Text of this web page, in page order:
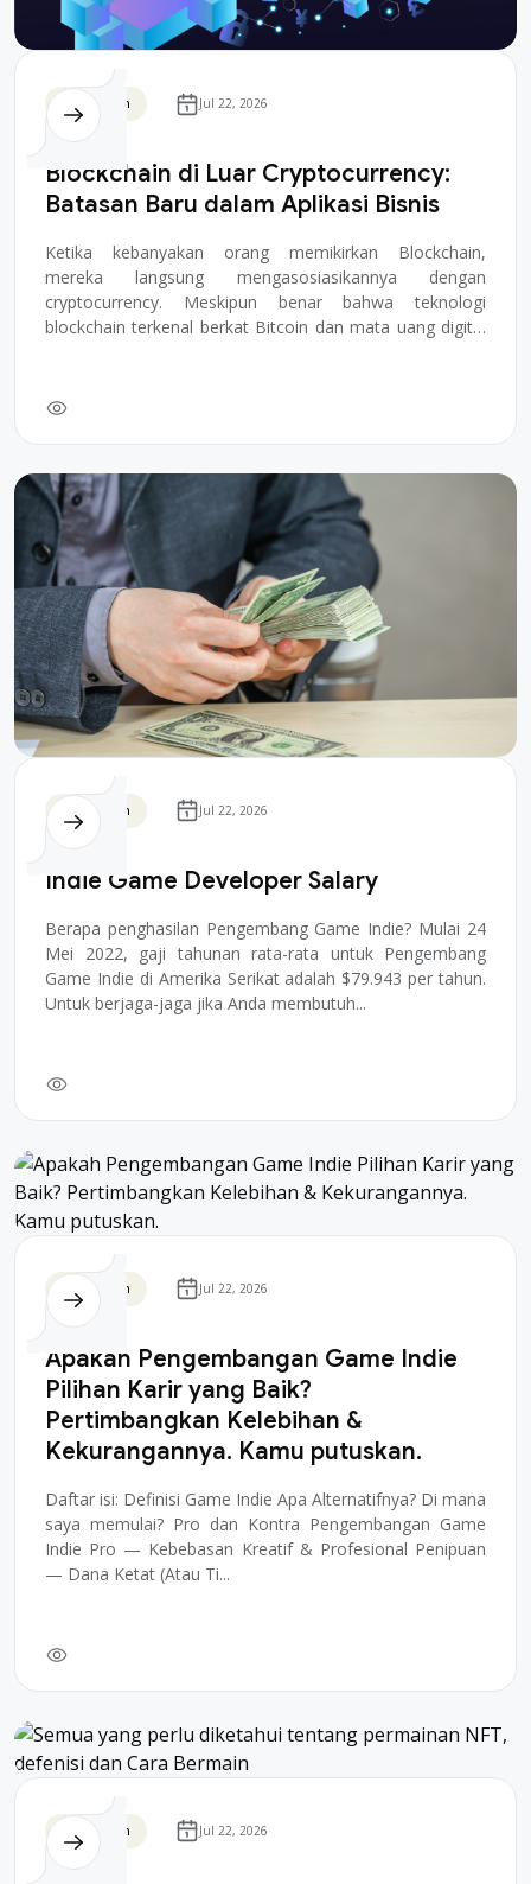
Blockchain Jul 22, 2026
Blockchain di Luar Cryptocurrency:
Batasan Baru dalam Aplikasi Bisnis
Ketika kebanyakan orang memikirkan Blockchain,
mereka langsung mengasosiasikannya dengan
cryptocurrency. Meskipun benar bahwa teknologi
blockchain terkenal berkat Bitcoin dan mata uang digital
Blockchain Jul 22, 2026
Indie Game Developer Salary
Berapa penghasilan Pengembang Game Indie? Mulai 24
Mei 2022, gaji tahunan rata-rata untuk Pengembang
Game Indie di Amerika Serikat adalah $79.943 per tahun.
Untuk berjaga-jaga jika Anda membutuh...
Blockchain Jul 22, 2026
Apakah Pengembangan Game Indie
Pilihan Karir yang Baik?
Pertimbangkan Kelebihan &
Kekurangannya. Kamu putuskan.
Daftar isi: Definisi Game Indie Apa Alternatifnya? Di mana
saya memulai? Pro dan Kontra Pengembangan Game
Indie Pro — Kebebasan Kreatif & Profesional Penipuan
— Dana Ketat (Atau Ti...
Blockchain Jul 22, 2026